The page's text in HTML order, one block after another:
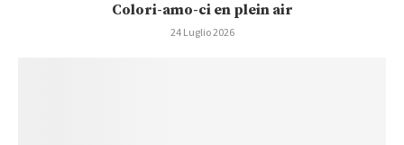
Colori-amo-ci en plein air
24 Luglio 2026